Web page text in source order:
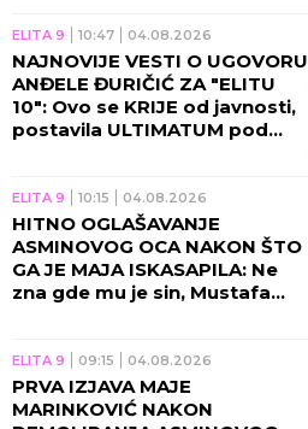
ELITA 9 10:47 04.08.2026
NAJNOVIJE VESTI O UGOVORU
ANĐELE ĐURIČIĆ ZA "ELITU
10": Ovo se KRIJE od javnosti,
postavila ULTIMATUM pod
ELITA 9 10:15 04.08.2026
HITNO OGLAŠAVANJE
ASMINOVOG OCA NAKON ŠTO
GA JE MAJA ISKASAPILA: Ne
zna gde mu je sin, Mustafa
ELITA 9 09:15 04.08.2026
PRVA IZJAVA MAJE
MARINKOVIĆ NAKON